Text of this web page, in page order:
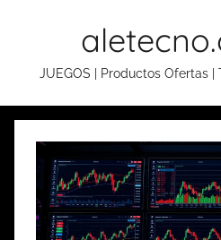
JUEGOS | Productos Ofertas